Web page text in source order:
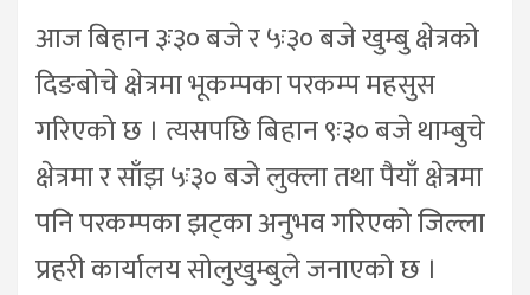
आज बिहान ३ः३० बजे र ५ः३० बजे खुम्बु क्षेत्रको
दिङबोचे क्षेत्रमा भूकम्पका परकम्प महसुस
गरिएको छ । त्यसपछि बिहान ९ः३० बजे थाम्बुचे
क्षेत्रमा र साँझ ५ः३० बजे लुक्ला तथा पैयाँ क्षेत्रमा
पनि परकम्पका झट्का अनुभव गरिएको जिल्ला
प्रहरी कार्यालय सोलुखुम्बुले जनाएको छ ।